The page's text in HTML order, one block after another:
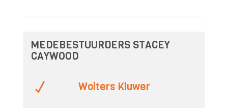
MEDEBESTUURDERS STACEY
CAYWOOD
Wolters Kluwer